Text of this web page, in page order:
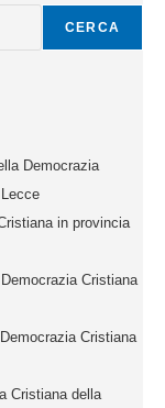
CERCA
Democrazia
in provincia
Cristiana
Cristiana
Cristiana della